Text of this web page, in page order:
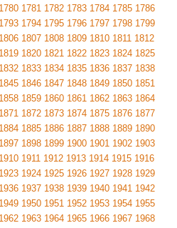
1780 1781 1782 1783 1784 1785 1786
1793 1794 1795 1796 1797 1798 1799
1806 1807 1808 1809 1810 1811 1812
1819 1820 1821 1822 1823 1824 1825
1832 1833 1834 1835 1836 1837 1838
1845 1846 1847 1848 1849 1850 1851
1858 1859 1860 1861 1862 1863 1864
1871 1872 1873 1874 1875 1876 1877
1884 1885 1886 1887 1888 1889 1890
1897 1898 1899 1900 1901 1902 1903
1910 1911 1912 1913 1914 1915 1916
1923 1924 1925 1926 1927 1928 1929
1936 1937 1938 1939 1940 1941 1942
1949 1950 1951 1952 1953 1954 1955
1962 1963 1964 1965 1966 1967 1968